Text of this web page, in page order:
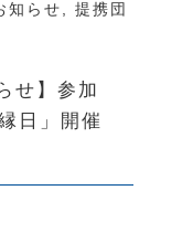
知らせ , 提携団
せ】参加
日」開催